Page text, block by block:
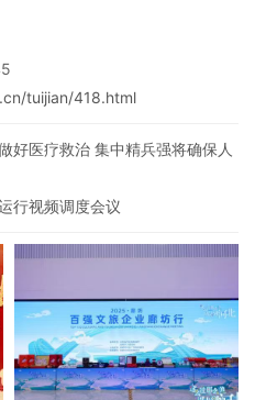
tuijian/418.html
好医疗救治 集中精兵强将确保人
行视频调度会议